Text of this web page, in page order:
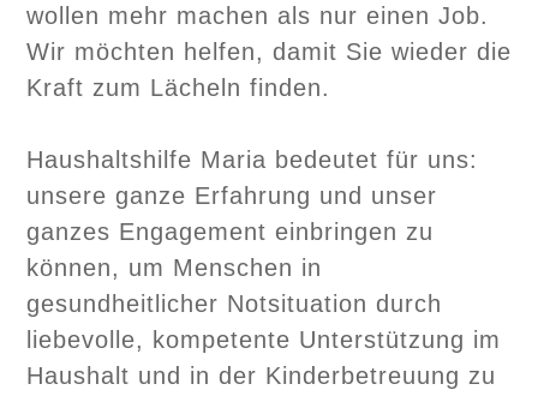
wollen mehr machen als nur einen Job.
Wir möchten helfen, damit Sie wieder die
Kraft zum Lächeln finden.
Haushaltshilfe Maria bedeutet für uns:
unsere ganze Erfahrung und unser
ganzes Engagement einbringen zu
können, um Menschen in
gesundheitlicher Notsituation durch
liebevolle, kompetente Unterstützung im
Haushalt und in der Kinderbetreuung zu